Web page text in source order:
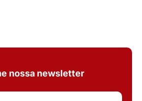
nossa newsletter